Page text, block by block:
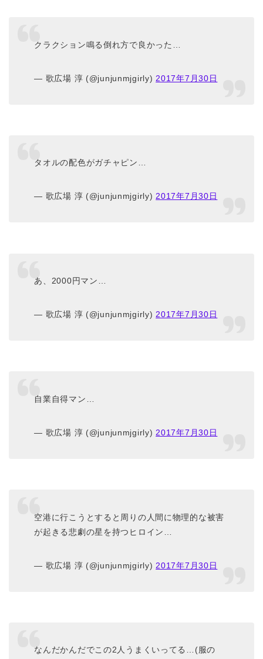
クラクション鳴る倒れ方で良かった…
— 歌広場 淳 (@junjunmjgirly) 2017年7月30日
タオルの配色がガチャピン…
— 歌広場 淳 (@junjunmjgirly)2017年7月30日
あ、2000円マン…
— 歌広場 淳 (@junjunmjgirly) 2017年7月30日
自業自得マン…
— 歌広場 淳 (@junjunmjgirly) 2017年7月30日
空港に行こうとすると周りの人間に物理的な被害
が起きる悲劇の星を持つヒロイン…
— 歌広場 淳 (@junjunmjgirly) 2017年7月30日
なんだかんだでこの2人うまくいってる…(服の